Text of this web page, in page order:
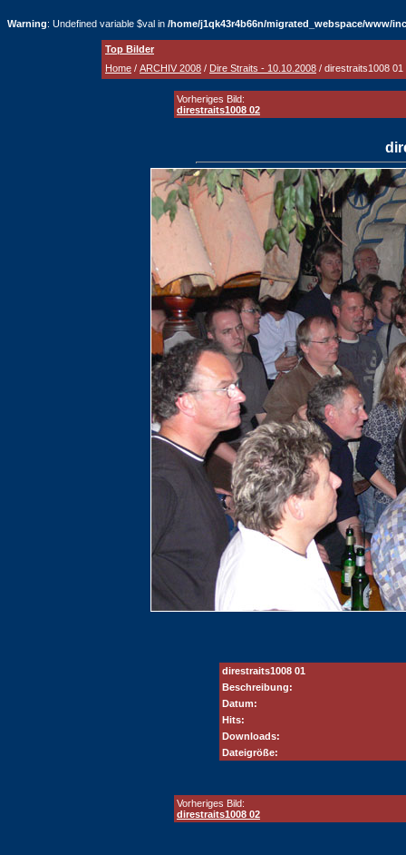
Warning: Undefined variable $val in /home/j1qk43r4b66n/migrated_webspace/www/
Top Bilder
Home / ARCHIV 2008 / Dire Straits - 10.10.2008 / direstraits1008 01
Vorheriges Bild:
direstraits1008 02
direstraits1008 01
Beschreibung:
Datum:
Hits:
Downloads:
Dateigröße:
Vorheriges Bild:
direstraits1008 02